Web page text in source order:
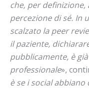
che, per definizione,
percezione di sé. In
scalzato la peer
il paziente,
pubblicamente, è
professionale»,
è se i social